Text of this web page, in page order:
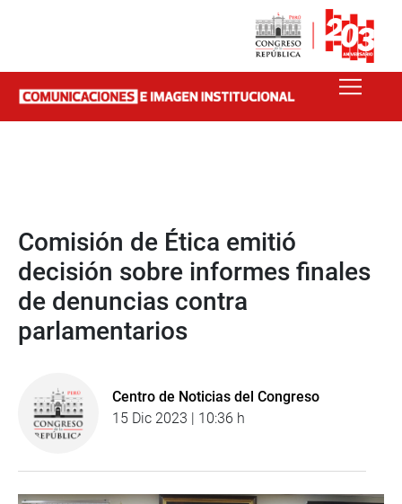
Comisión de Ética emitió
decisión sobre informes finales
de denuncias contra
parlamentarios
Centro de Noticias del Congreso
15 Dic 2023 | 10:36 h